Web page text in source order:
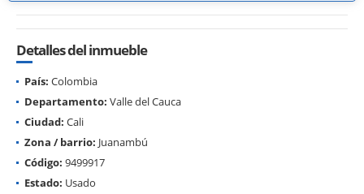
Detalles del inmueble
País: Colombia
Departamento: Valle del Cauca
Ciudad: Cali
Zona / barrio: Juanambú
Código: 9499917
Estado: Usado